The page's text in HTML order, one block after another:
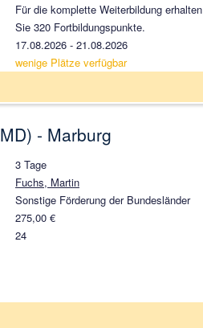
Für die komplette Weiterbildung erhalten
Sie 320 Fortbildungspunkte.
17.08.2026 - 21.08.2026
wenige Plätze verfügbar
- Marburg
3 Tage
Fuchs, Martin
Sonstige Förderung der Bundesländer
275,00 €
24